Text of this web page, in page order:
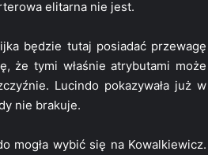
elitarna nie jest.
będzie tutaj posiadać przewagę
że tymi właśnie atrybutami może
Lucindo pokazywała już w
nie brakuje.
mogła wybić się na Kowalkiewicz.